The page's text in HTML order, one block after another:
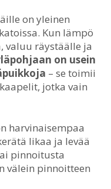
on yleinen
Kun lämpö
valuu räystäälle ja
on usein
– se toimii
jotka vain
harvinaisempaa
likaa ja levää
pinnoitusta
välein pinnoitteen